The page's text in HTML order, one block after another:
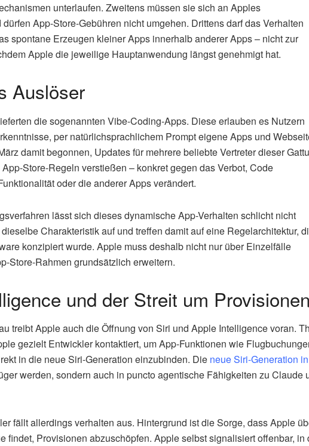
unterlaufen. Zweitens müssen sie sich an Apples
App-Store-Gebühren nicht umgehen. Drittens darf das Verhalten
spontane Erzeugen kleiner Apps innerhalb anderer Apps – nicht zur
Apple die jeweilige Hauptanwendung längst genehmigt hat.
Auslöser
die sogenannten Vibe-Coding-Apps. Diese erlauben es Nutzern
per natürlichsprachlichem Prompt eigene Apps und
damit begonnen, Updates für mehrere beliebte Vertreter dieser
Store-Regeln verstießen – konkret gegen das Verbot, Code
oder die anderer Apps verändert.
lässt sich dieses dynamische App-Verhalten schlicht nicht
Charakteristik auf und treffen damit auf eine Regelarchitektur,
konzipiert wurde. Apple muss deshalb nicht nur über Einzelfälle
Store-Rahmen grundsätzlich erweitern.
und der Streit um Provisionen
treibt Apple auch die Öffnung von Siri und Apple Intelligence voran.
gezielt Entwickler kontaktiert, um App-Funktionen wie
in die neue Siri-Generation einzubinden. Die neue Siri-Generation in
werden, sondern auch in puncto agentische Fähigkeiten zu Claude
fällt allerdings verhalten aus. Hintergrund ist die Sorge, dass Apple
findet, Provisionen abzuschöpfen. Apple selbst signalisiert offenbar, in